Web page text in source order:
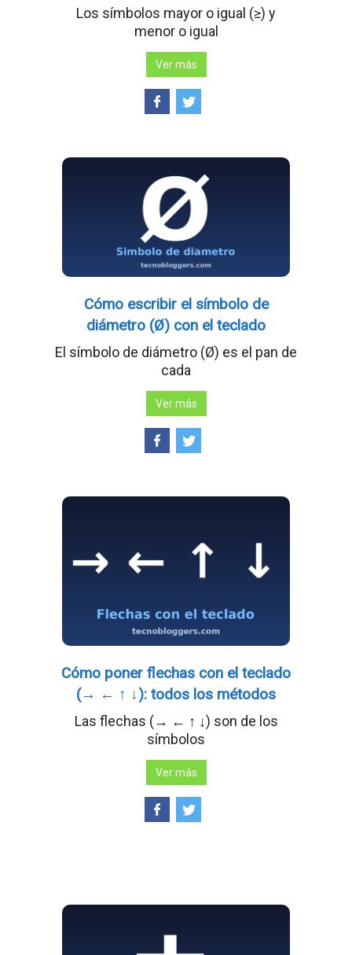
Los símbolos mayor o igual (≥) y
menor o igual
Ver más
Cómo escribir el símbolo de
diámetro (Ø) con el teclado
El símbolo de diámetro (Ø) es el pan de
cada
Ver más
Cómo poner flechas con el teclado
(→ ← ↑ ↓): todos los métodos
Las flechas (→ ← ↑ ↓) son de los
símbolos
Ver más